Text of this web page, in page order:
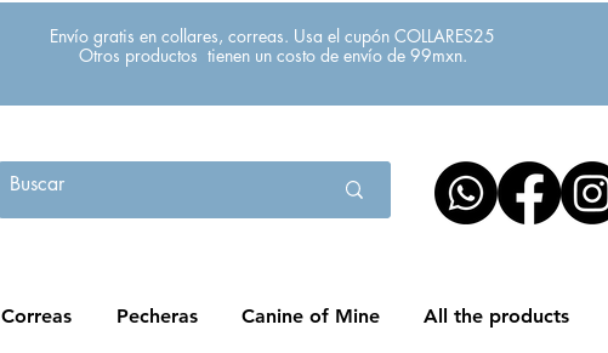
Envío gratis en collares, correas. Usa el cupón COLLARES25
Otros productos tienen un costo de envío de 99mxn.
Correas Pecheras Canine of Mine All the products